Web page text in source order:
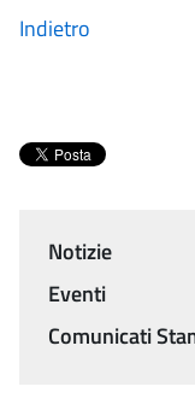
Indietro
Menu
Notizie
Eventi
Comunicati